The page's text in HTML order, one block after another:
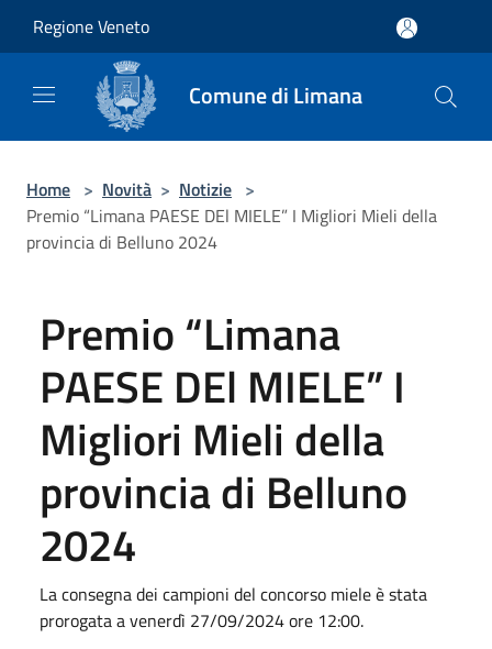
Regione Veneto
Comune di Limana
Home > Novità > Notizie >
Premio “Limana PAESE DEl MIELE” I Migliori Mieli della
provincia di Belluno 2024
Premio “Limana
PAESE DEl MIELE” I
Migliori Mieli della
provincia di Belluno
2024
La consegna dei campioni del concorso miele è stata
prorogata a venerdì 27/09/2024 ore 12:00.